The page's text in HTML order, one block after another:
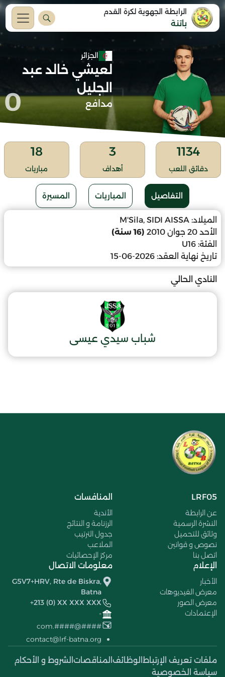
الرابطة الجهوية لكرة القدم
باتنة
الجزائر
لعيشي خالد عبد
الجليل
مدافع 0
1134
دقائق اللعب
3
أهداف
18
مباريات
التفاصيل المباريات المسيرة
الميلاد: M'Sila, SIDI AISSA
الأحد 20 جوان 2010
(16 سنة)
الفئة: U16
تاريخ نهاية العقد: 2026-06-15
النادي الحالي
شباب سيدي عيسى
LRF05
عن الرابطة
النشرة الرسمية
وثائق للتحميل
نصوص و قوانين
اتصل بنا
المنافسات
الأندية
الرزنامة و النتائج
جدول الترتيب
الملاعب
مركز الإحصائيات
الإعلام
الأخبار
معرض الفيديوهات
معرض الصور
الإعتمادات
معلومات الاتصال
G5V7+HRV, Rte de Biskra,
Batna
+213 (0) XX XXX XXX
-
####@####.com
contact@lrf-batna.org
ملفات تعريف الإرتباط الوظائف المناقصات الشروط و الأحكام
سياسة الخصوصية